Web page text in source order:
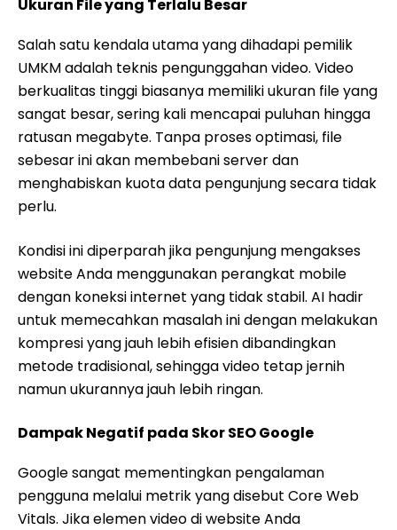
Ukuran File yang Terlalu Besar
Salah satu kendala utama yang dihadapi pemilik
UMKM adalah teknis pengunggahan video. Video
berkualitas tinggi biasanya memiliki ukuran file yang
sangat besar, sering kali mencapai puluhan hingga
ratusan megabyte. Tanpa proses optimasi, file
sebesar ini akan membebani server dan
menghabiskan kuota data pengunjung secara tidak
perlu.
Kondisi ini diperparah jika pengunjung mengakses
website Anda menggunakan perangkat mobile
dengan koneksi internet yang tidak stabil. AI hadir
untuk memecahkan masalah ini dengan melakukan
kompresi yang jauh lebih efisien dibandingkan
metode tradisional, sehingga video tetap jernih
namun ukurannya jauh lebih ringan.
Dampak Negatif pada Skor SEO Google
Google sangat mementingkan pengalaman
pengguna melalui metrik yang disebut Core Web
Vitals. Jika elemen video di website Anda